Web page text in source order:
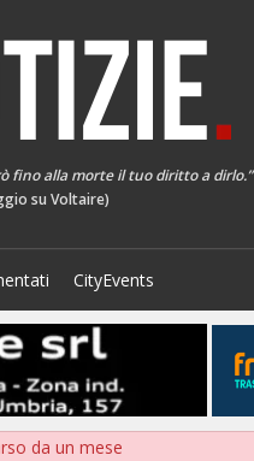
fino alla morte il tuo diritto a dirlo.”
su Voltaire)
CityEvents
da un mese